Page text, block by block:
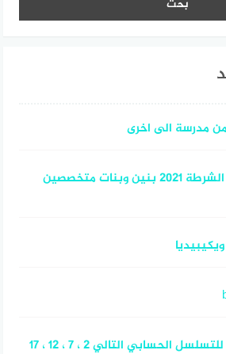
مدرسة الى اخرى
رابط التقديم لكلية الشرطة 2021 بنين وبنات متخصصين
معادلة الحد النوني للتسلسل الحسابي التالي 2 ، 7 ، 12 ، 17